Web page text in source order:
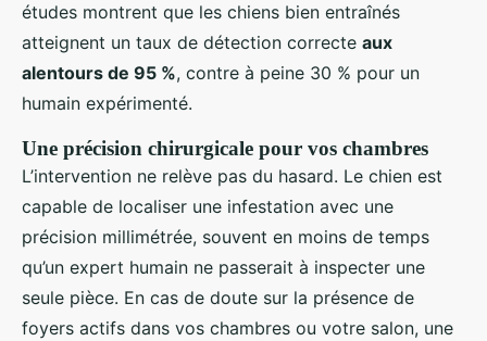
études montrent que les chiens bien entraînés
atteignent un taux de détection correcte aux
alentours de 95 %, contre à peine 30 % pour un
humain expérimenté.
Une précision chirurgicale pour vos chambres
L’intervention ne relève pas du hasard. Le chien est
capable de localiser une infestation avec une
précision millimétrée, souvent en moins de temps
qu’un expert humain ne passerait à inspecter une
seule pièce. En cas de doute sur la présence de
foyers actifs dans vos chambres ou votre salon, une